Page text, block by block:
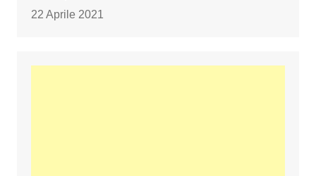
22 Aprile 2021